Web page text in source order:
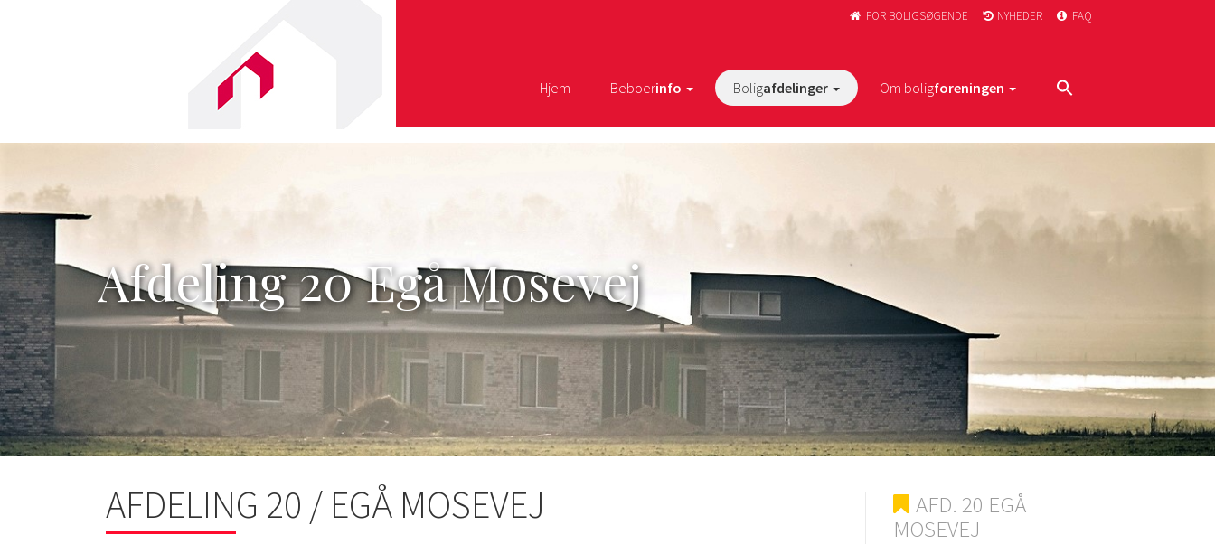
 FOR BOLIGSØGENDE  NYHEDER  FAQ
Hjem Beboerinfo Boligafdelinger Om boligforeningen
Afdeling 20 Egå Mosevej
AFDELING 20 / EGÅ MOSEVEJ
AFD. 20 EGÅ
MOSEVEJ